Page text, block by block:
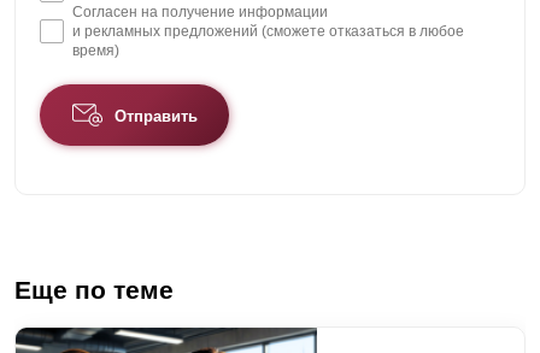
Согласен на получение информации
и рекламных предложений (сможете отказаться в любое
время)
Отправить
Еще по теме